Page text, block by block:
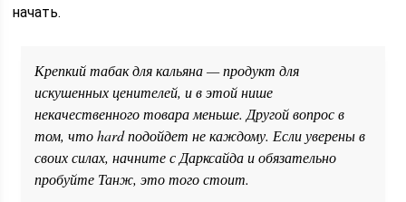
начать.
Крепкий табак для кальяна — продукт для
искушенных ценителей, и в этой нише
некачественного товара меньше. Другой вопрос в
том, что hard подойдет не каждому. Если уверены в
своих силах, начните с Дарксайда и обязательно
пробуйте Танж, это того стоит.